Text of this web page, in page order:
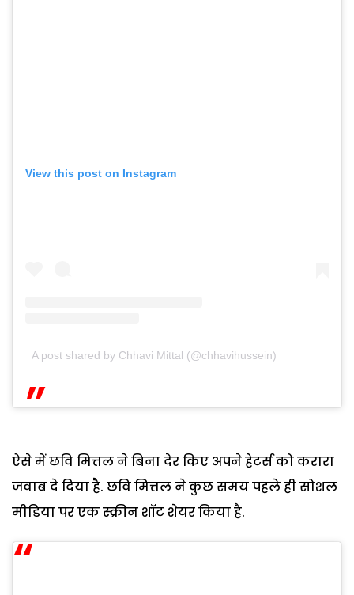
View this post on Instagram
A post shared by Chhavi Mittal (@chhavihussein)
ऐसे में छवि मित्तल ने बिना देर किए अपने हेटर्स को करारा
जवाब दे दिया है. छवि मित्तल ने कुछ समय पहले ही सोशल
मीडिया पर एक स्क्रीन शॉट शेयर किया है.